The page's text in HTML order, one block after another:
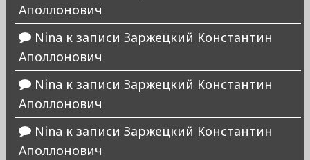
Аполлонович
Nina к записи Заржецкий Константин
Аполлонович
Nina к записи Заржецкий Константин
Аполлонович
Nina к записи Заржецкий Константин
Аполлонович